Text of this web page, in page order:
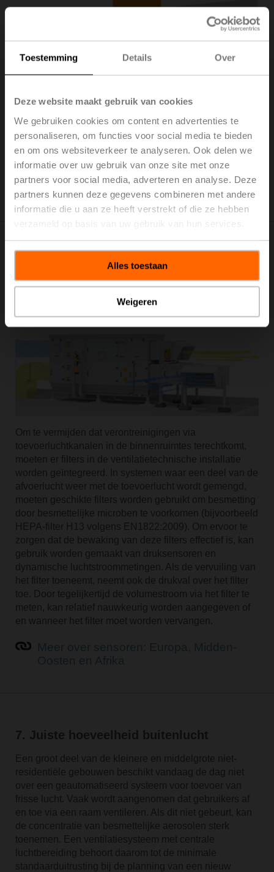
Toestemming Details Over
Deze website maakt gebruik van cookies
We gebruiken cookies om content en advertenties te
personaliseren, om functies voor social media te bieden
en om ons websiteverkeer te analyseren. Ook delen we
informatie over uw gebruik van onze site met onze
partners voor social media, adverteren en analyse. Deze
partners kunnen deze gegevens combineren met andere
informatie die u aan ze heeft verstrekt of die ze hebben
Alles toestaan
Weigeren
6. Doeltreffende filtering
Om te vermijden dat verontreinigingen via
toevoerluchtkanalen in de binnenruimtes terechtkomt,
moeten er filters in de ventilatietechnische installatie
worden geïntegreerd. In systemen waar een deel van de
afvoerlucht weer met de toevoerlucht wordt gemengd,
moeten geschikte filters worden gebruikt om besmetting
door besmettelijke microben te voorkomen (bijvoorbeeld
HEPA-filter H13 volgens EN1822:2009). Om ervoor te
zorgen dat de bewaking van deze filters effectief is, kan
gebruik worden gemaakt van druksensoren en
dynamische luchtstroommetingen. Als de vervuiling van
het filter toeneemt, neemt ook de drukval over het filter
toe. Door tegelijkertijd de volumestroom via het filter te
meten, kan relatief nauwkeurig worden aangegeven of
en wanneer het filter moet worden vervangen.
7. Juiste hoeveelheid buitenlucht
Een groot deel van de kleinere en middelgrote niet-
residentiële gebouwen beschikt vandaag de dag niet
over een geautomatiseerd systeem voor toevoer van
frisse lucht. Vaak wordt aangenomen dat gebruikers af
en toe via een raam ventileren. Als dit niet gebeurt, kan
de concentratie van besmettelijke aerosolen sterk
toenemen. Een ventilatiesysteem met centrale
luchtbereiding behoort daarom tot de minimale
standaarduitrusting bij de planning van een nieuw